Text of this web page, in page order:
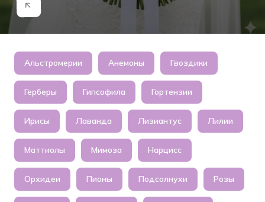
Альстромерии Анемоны Гвоздики
Герберы Гипсофила Гортензии
Ирисы Лаванда Лизиантус Лилии
Маттиолы Мимоза Нарцисс
Орхидеи Пионы Подсолнухи Розы